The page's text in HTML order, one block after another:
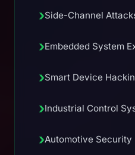
›Side-Channel
›Embedded System
›Smart Device
›Industrial Control
›Automotive Security